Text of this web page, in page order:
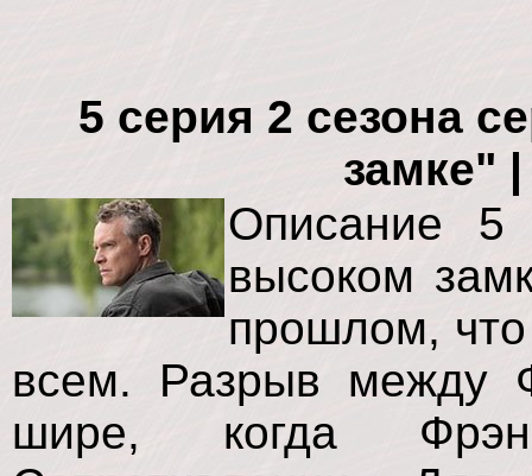
5 серия 2 сезона
замке"
Описание 5
высоком
прошлом, что
всем. Разрыв между
шире, когда